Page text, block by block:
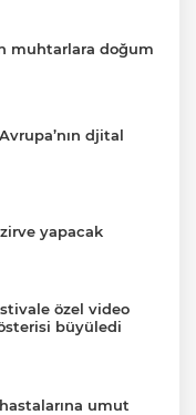
muhtarlara doğum
djital
yapacak
özel video
büyüledi
umut